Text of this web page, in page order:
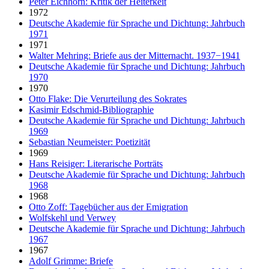
1972
Deutsche Akademie für Sprache und Dichtung: Jahrbuch
1971
1971
Walter Mehring: Briefe aus der Mitternacht. 1937−1941
Deutsche Akademie für Sprache und Dichtung: Jahrbuch
1970
1970
Otto Flake: Die Verurteilung des Sokrates
Kasimir Edschmid-Bibliographie
Deutsche Akademie für Sprache und Dichtung: Jahrbuch
1969
Sebastian Neumeister: Poetizität
1969
Hans Reisiger: Literarische Porträts
Deutsche Akademie für Sprache und Dichtung: Jahrbuch
1968
1968
Otto Zoff: Tagebücher aus der Emigration
Wolfskehl und Verwey
Deutsche Akademie für Sprache und Dichtung: Jahrbuch
1967
1967
Adolf Grimme: Briefe